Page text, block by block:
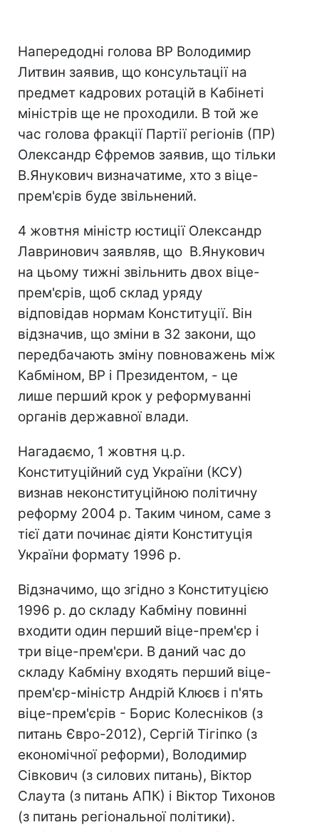
Напередодні голова ВР Володимир
Литвин заявив, що консультації на
предмет кадрових ротацій в Кабінеті
міністрів ще не проходили. В той же
час голова фракції Партії регіонів (ПР)
Олександр Єфремов заявив, що тільки
В.Янукович визначатиме, хто з віце-
прем'єрів буде звільнений.
4 жовтня міністр юстиції Олександр
Лавринович заявляв, що В.Янукович
на цьому тижні звільнить двох віце-
прем'єрів, щоб склад уряду
відповідав нормам Конституції. Він
відзначив, що зміни в 32 закони, що
передбачають зміну повноважень між
Кабміном, ВР і Президентом, - це
лише перший крок у реформуванні
органів державної влади.
Нагадаємо, 1 жовтня ц.р.
Конституційний суд України (КСУ)
визнав неконституційною політичну
реформу 2004 р. Таким чином, саме з
тієї дати починає діяти Конституція
України формату 1996 р.
Відзначимо, що згідно з Конституцією
1996 р. до складу Кабміну повинні
входити один перший віце-прем'єр і
три віце-прем'єри. В даний час до
складу Кабміну входять перший віце-
прем'єр-міністр Андрій Клюєв і п'ять
віце-прем'єрів - Борис Колесніков (з
питань Євро-2012), Сергій Тігіпко (з
економічної реформи), Володимир
Сівкович (з силових питань), Віктор
Слаута (з питань АПК) і Віктор Тихонов
(з питань регіональної політики).